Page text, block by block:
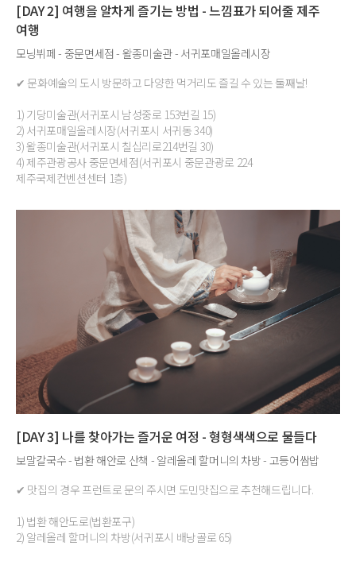
[DAY 2] 여행을 알차게 즐기는 방법 - 느낌표가 되어줄 제주
여행
모닝뷔페 - 중문면세점 - 왈종미술관 - 서귀포매일올레시장
✔ 문화예술의 도시 방문하고 다양한 먹거리도 즐길 수 있는 둘째날!
1) 기당미술관(서귀포시 남성중로 153번길 15)
2) 서귀포매일올레시장(서귀포시 서귀동 340)
3) 왈종미술관(서귀포시 칠십리로214번길 30)
4) 제주관광공사 중문면세점(서귀포시 중문관광로 224
제주국제컨벤션센터 1층)
[DAY 3] 나를 찾아가는 즐거운 여정 - 형형색색으로 물들다
보말칼국수 - 법환 해안로 산책 - 알레올레 할머니의 차방 - 고등어쌈밥
✔ 맛집의 경우 프런트로 문의 주시면 도민맛집으로 추천해드립니다.
1) 법환 해안도로(법환포구)
2) 알레올레 할머니의 차방(서귀포시 배낭골로 65)